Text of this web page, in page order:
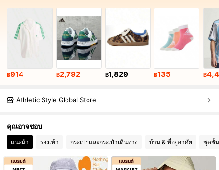
฿914 ฿2,792 ฿1,829 ฿135 ฿
Athletic Style Global Store
คุณอาจชอบ
แนะนำ รองเท้า กระเป๋าและกระเป๋าเดินทาง บ้าน & ที่อยู่อาศัย ชุดชั้